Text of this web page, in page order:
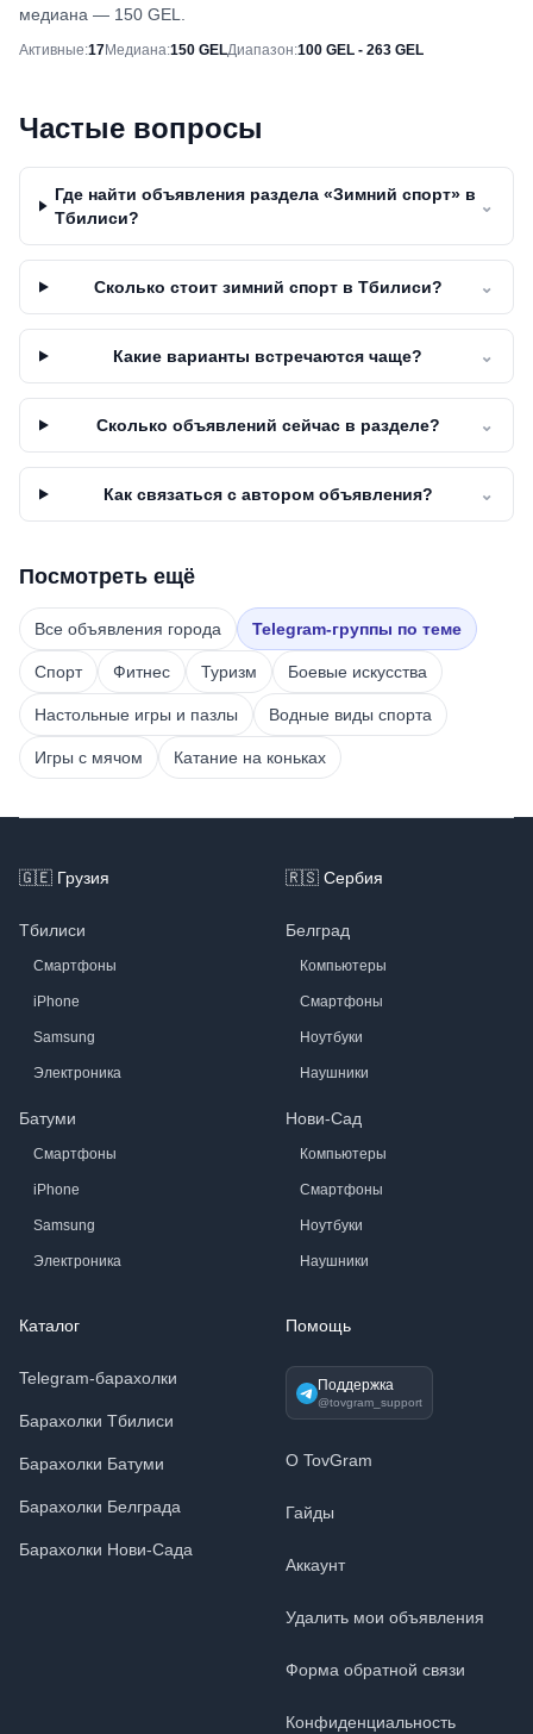
медиана — 150 GEL.
Снимок рынка
Активные:17Медиана:150 GELДиапазон:100 GEL - 263 GEL
Частые вопросы
Где найти объявления раздела «Зимний спорт» в
Тбилиси?
⌄
Сколько стоит зимний спорт в Тбилиси? ⌄
Какие варианты встречаются чаще? ⌄
Сколько объявлений сейчас в разделе? ⌄
Как связаться с автором объявления? ⌄
Посмотреть ещё
Все объявления города Telegram-группы по теме
Спорт Фитнес Туризм Боевые искусства
Настольные игры и пазлы Водные виды спорта
Игры с мячом Катание на коньках
🇬🇪 Грузия
Тбилиси
Смартфоны
iPhone
Samsung
Электроника
Батуми
Смартфоны
iPhone
Samsung
Электроника
🇷🇸 Сербия
Белград
Компьютеры
Смартфоны
Ноутбуки
Наушники
Нови-Сад
Компьютеры
Смартфоны
Ноутбуки
Наушники
Каталог
Telegram-барахолки
Барахолки Тбилиси
Барахолки Батуми
Барахолки Белграда
Барахолки Нови-Сада
Помощь
Поддержка
@tovgram_support
О TovGram
Гайды
Аккаунт
Удалить мои объявления
Форма обратной связи
Конфиденциальность